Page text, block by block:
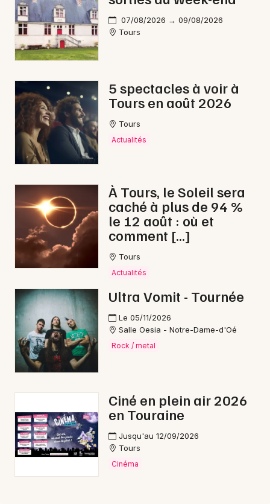
07/08/2026 → 09/08/2026
Tours
5 spectacles à voir à
Tours en août 2026
Tours
Actualités
À Tours, le Soleil sera
caché à plus de 94 %
le 12 août : où et
comment […]
Tours
Actualités
Ultra Vomit - Tournée
Le 05/11/2026
Salle Oesia - Notre-Dame-d'Oé
Rock / metal
Ciné en plein air 2026
en Touraine
Jusqu'au 12/09/2026
Tours
Cinéma